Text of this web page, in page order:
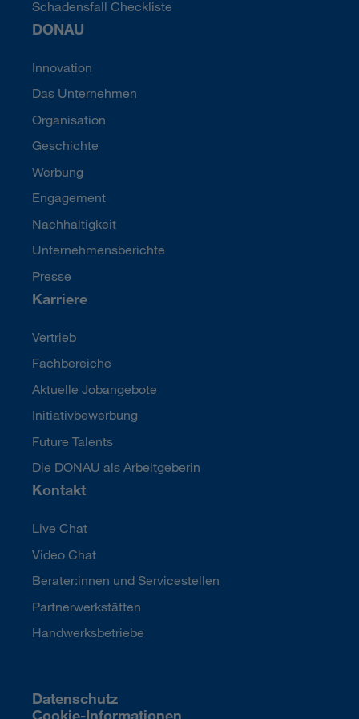
Schadensfall Checkliste
DONAU
Innovation
Das Unternehmen
Organisation
Geschichte
Werbung
Engagement
Nachhaltigkeit
Unternehmensberichte
Presse
Karriere
Vertrieb
Fachbereiche
Aktuelle Jobangebote
Initiativbewerbung
Future Talents
Die DONAU als Arbeitgeberin
Kontakt
Live Chat
Video Chat
Berater:innen und Servicestellen
Partnerwerkstätten
Handwerksbetriebe
Datenschutz
Cookie-Informationen